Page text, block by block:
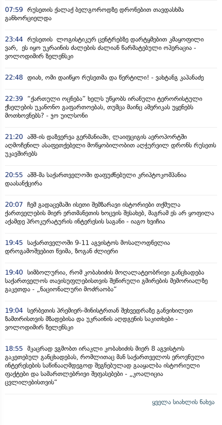
07:59 რუსეთის ქალაქ ბელგოროდზე დრონებით თავდასხმა
განხორციელდა
23:44 რუსეთის ლოგისტიკურ ცენტრებზე დარტყმებით კმაყოფილი
ვარ, ეს იყო უკრაინის ძალების ძალიან წარმატებული ოპერაცია -
ვოლოდიმირ ზელენსკი
22:48 დიახ, ომი დაიწყო რუსეთმა და წერტილი! - ვახტანგ კაპანაძე
22:39
“ქართული ოცნება” ხელს უწყობს ირანული ტერორისტული
ქსელების უკანონო გაფართოებას, თუმცა მაინც ამერიკას უყენებს
მოთხოვნებს? - ჯო უილსონი
21:20 აშშ-ის დაზვერვა გერმანიაში, ლაიფციგის აეროპორტში
აღმოჩენილ ასაფეთქებელი მოწყობილობით აღჭურვილ დრონს რუსეთს
უკავშირებს
20:55 აშშ-მა საქართველოში დაფუძნებული კრიპტოკომპანია
დაასანქცირა
20:07 ჩემ გადაცემაში ისეთი შემზარავი ისტორიები თქმულა
ქართველების მიერ ერთმანეთის ხოცვის შესახებ, მაგრამ ეს არ ყოფილა
აქამდე პროკურატურის ინტერესის საგანი - იაგო ხვიჩია
19:45 საქართველოში 9-11 აგვისტოს მოსალოდნელია
დროგამოშვებით წვიმა, ზოგან ძლიერი
19:40 სიმბოლურია, რომ კობახიძის მოღალატეობრივი განცხადება
საქართველოს თავისუფლებისთვის შეწირული გმირების მემორიალზე
გაკეთდა - „ნაციონალური მოძრაობა“
19:04 სერბეთის პრემიერ-მინისტრთან შეხვედრაზე განვიხილეთ
ზამთრისთვის მზადებისა და უკრაინის აღდგენის საკითხები -
ვოლოდიმირ ზელენსკი
18:55 მკაცრად ვგმობთ ირაკლი კობახიძის მიერ 8 აგვისტოს
გაკეთებულ განცხადებას, რომლითაც მან საქართველოს ეროვნული
ინტერესების საწინააღმდეგოდ შეგნებულად გააყალბა ისტორიული
ფაქტები და სამართლებრივი შეფასებები - „კოალიცია
ცვლილებისთვის“
ყველა სიახლის ნახვა